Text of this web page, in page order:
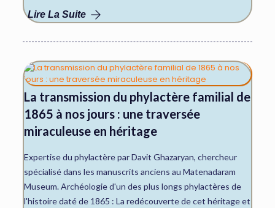
Lire La Suite
La transmission du phylactère familial de
1865 à nos jours : une traversée
miraculeuse en héritage
Expertise du phylactère par Davit Ghazaryan, chercheur
spécialisé dans les manuscrits anciens au Matenadaram
Museum. Archéologie d'un des plus longs phylactères de
l'histoire daté de 1865 : La redécouverte de cet héritage et